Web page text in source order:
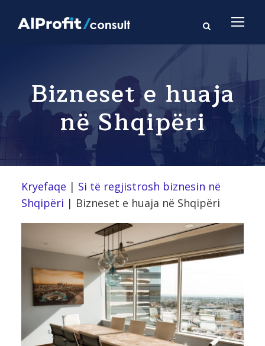
Bizneset e huaja
në Shqipëri
Kryefaqe | Si të regjistrosh biznesin në
Shqipëri | Bizneset e huaja në Shqipëri